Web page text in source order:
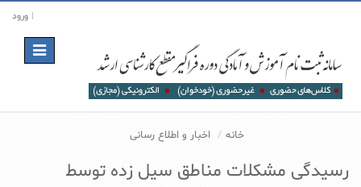
ورود
Toggle
navigation
خانه اخبار و اطلاع رسانی
رسیدگی مشکلات مناطق سیل زده توسط